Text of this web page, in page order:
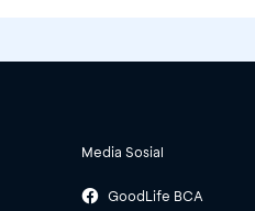
Media Sosial
GoodLife BCA